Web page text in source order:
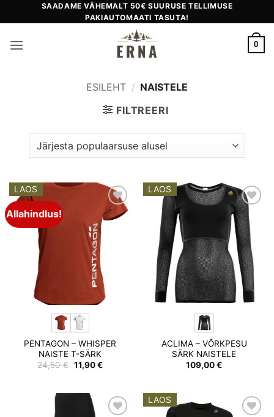
to
SAADAME VÄHEMALT 50€ SUURUSE TELLIMUSE
PAKIAUTOMAATI TASUTA!
0
ESILEHT / NAISTELE
FILTREERI
Allahindlus!
LAOS
Add to
wishlist
PENTAGON – WHISPER
NAISTE T-SÄRK
24,50€ Algne
hind
11,90€Praegune
LAOS
Add to
wishlist
ACLIMA – VÕRKPESU
SÄRK NAISTELE
109,00€
LAOS